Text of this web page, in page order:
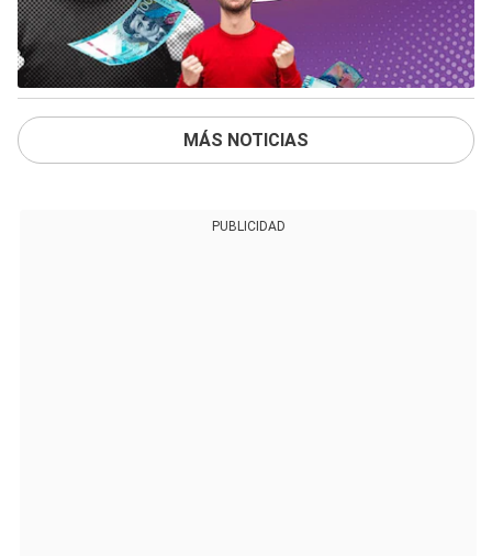
MÁS NOTICIAS
PUBLICIDAD